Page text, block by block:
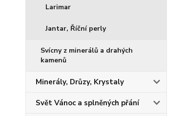
Larimar
Jantar, Říční perly
Svícny z minerálů a drahých
kamenů
Minerály, Drůzy, Krystaly
Svět Vánoc a splněných přání